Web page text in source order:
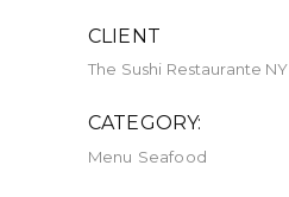
CLIENT
The Sushi Restaurante NY
CATEGORY:
Menu Seafood